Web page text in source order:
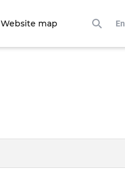
Website map En